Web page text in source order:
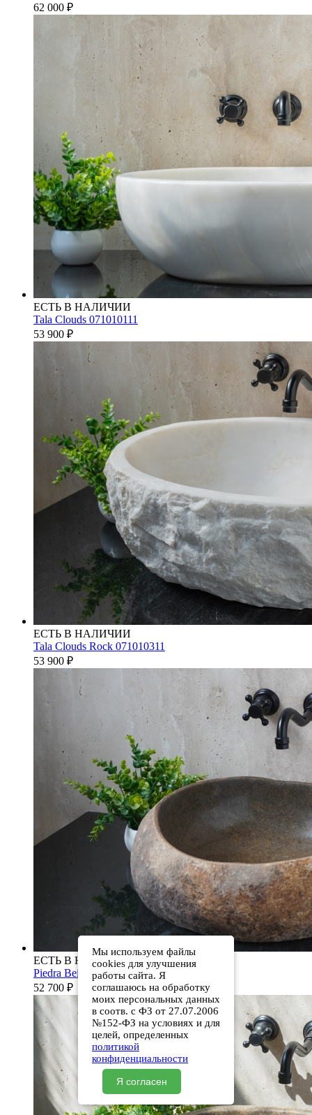
62 000 ₽
ЕСТЬ В НАЛИЧИИ
Tala Clouds 071010111
53 900 ₽
ЕСТЬ В НАЛИЧИИ
Tala Clouds Rock 071010311
53 900 ₽
ЕСТЬ В НАЛИЧИИ
Piedra Beige S286 00501111613
52 700 ₽
Мы используем файлы
cookies для улучшения
работы сайта. Я
соглашаюсь на обработку
моих персональных данных
в соотв. с ФЗ от 27.07.2006
№152-ФЗ на условиях и для
целей, определенных
политикой
конфиденциальности
Я согласен